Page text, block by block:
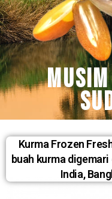
Kurma Frozen
buah kurma
India,